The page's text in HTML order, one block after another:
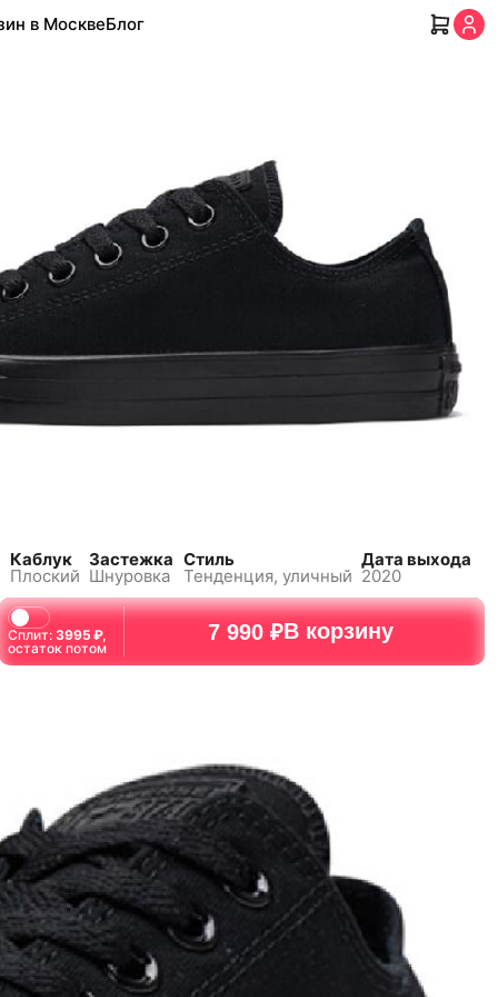
в МосквеБлог
Каблук
Плоский
Застежка
Шнуровка
Стиль
Тенденция, уличный
Дата выхода
2020
46
46
Сплит:3995 ₽,
остаток потом
7 990 ₽В корзину